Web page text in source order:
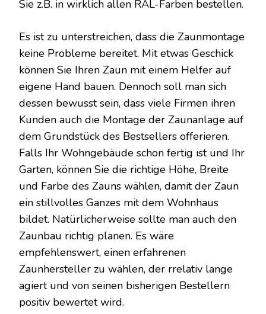
Sie z.B. in wirklich allen RAL-Farben bestellen.
Es ist zu unterstreichen, dass die Zaunmontage
keine Probleme bereitet. Mit etwas Geschick
können Sie Ihren Zaun mit einem Helfer auf
eigene Hand bauen. Dennoch soll man sich
dessen bewusst sein, dass viele Firmen ihren
Kunden auch die Montage der Zaunanlage auf
dem Grundstück des Bestsellers offerieren.
Falls Ihr Wohngebäude schon fertig ist und Ihr
Garten, können Sie die richtige Höhe, Breite
und Farbe des Zauns wählen, damit der Zaun
ein stillvolles Ganzes mit dem Wohnhaus
bildet. Natürlicherweise sollte man auch den
Zaunbau richtig planen. Es wäre
empfehlenswert, einen erfahrenen
Zaunhersteller zu wählen, der rrelativ lange
agiert und von seinen bisherigen Bestellern
positiv bewertet wird.